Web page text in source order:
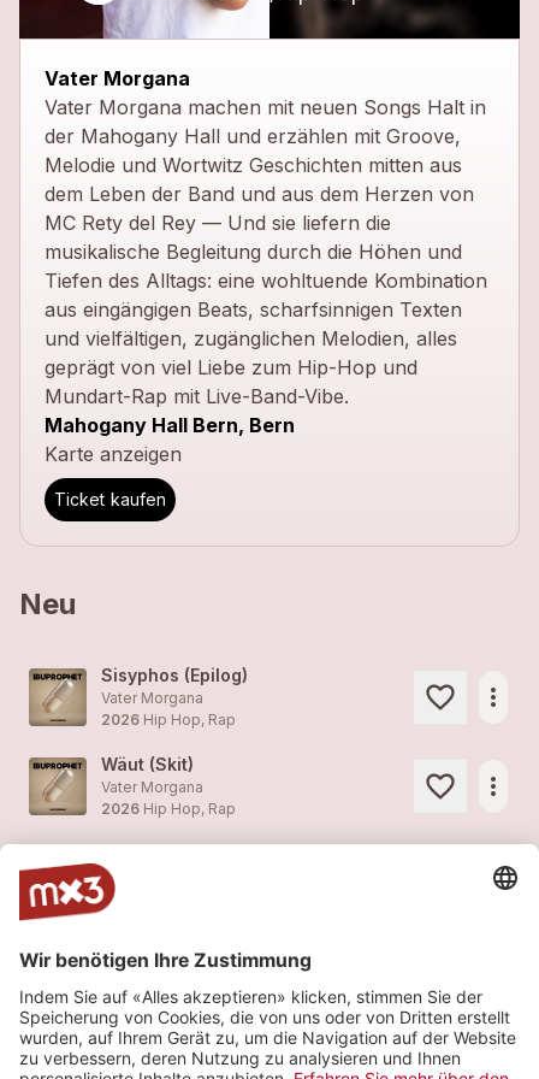
Vater Morgana
Vater Morgana machen mit neuen Songs Halt in
der Mahogany Hall und erzählen mit Groove,
Melodie und Wortwitz Geschichten mitten aus
dem Leben der Band und aus dem Herzen von
MC Rety del Rey — Und sie liefern die
musikalische Begleitung durch die Höhen und
Tiefen des Alltags: eine wohltuende Kombination
aus eingängigen Beats, scharfsinnigen Texten
und vielfältigen, zugänglichen Melodien, alles
geprägt von viel Liebe zum Hip-Hop und
Mundart-Rap mit Live-Band-Vibe.
Mahogany Hall Bern, Bern
Karte anzeigen
Ticket kaufen
Neu
Sisyphos (Epilog)
Vater Morgana
2026 Hip Hop, Rap
more_horiz
Wäut (Skit)
Vater Morgana
2026 Hip Hop, Rap
more_horiz
Vater Morgana
2026
more_horiz
Vater Morgana
2026
Hip Hop, Rap
Brigitte
Vater Morgana
more_horiz